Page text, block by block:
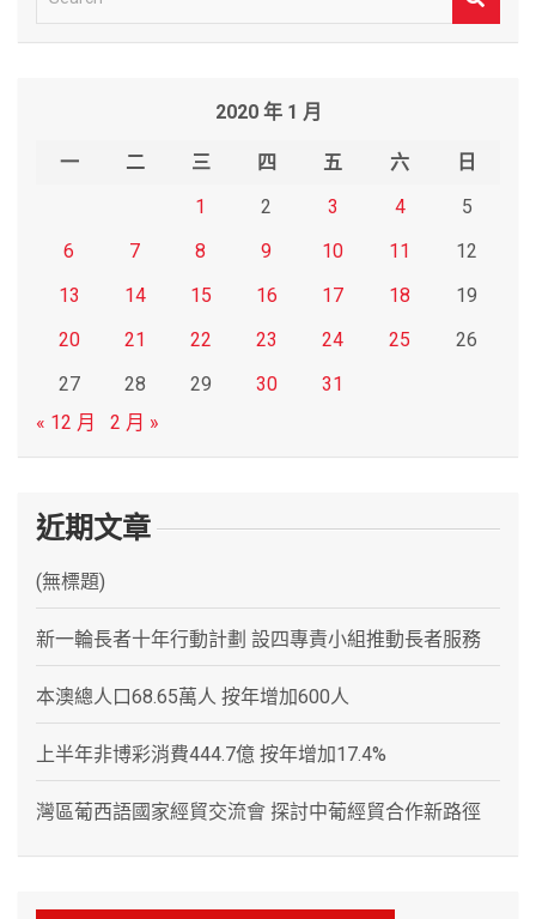
e
2020 年 1 月
一 二 三 四 五 六
日
1
2 3 4
5
6
7 8 9 10 11
12
13
14 15 16 17 18
19
20
21 22 23 24 25
26
27
28 29 30
31
« 12 月
2 月 »
近期文章
(無標題)
新一輪長者十年行動計劃 設四專責小組推動長者服務
本澳總人口68.65萬人 按年增加600人
上半年非博彩消費444.7億 按年增加17.4%
灣區葡西語國家經貿交流會 探討中葡經貿合作新路徑